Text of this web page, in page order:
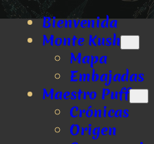
Bienvenida
Monte Kush
Mapa
Embajadas
Maestro Puff
Crónicas
Origen